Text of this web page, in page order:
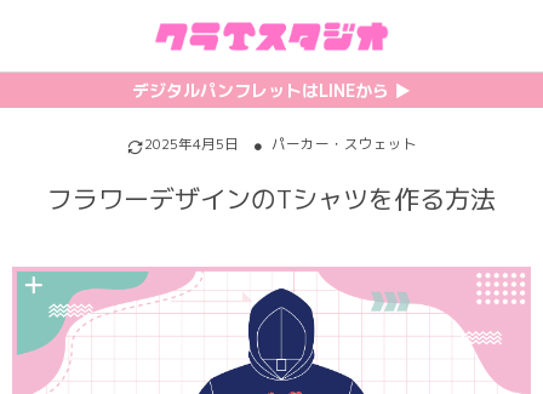
デジタルパンフレットはLINEから ▶︎︎
2025年4月5日 パーカー・スウェット
フラワーデザインのTシャツを作る方法
初めての方へ
クラスTシャツの注文方法
料金について
お支払い方法について
キャンセル・変更について
カテゴリ一覧
サッカーユニフォーム
ホッケーユニフォーム
バスケユニフォーム
ゲーム
特集記事
【最新】流行りの背ネーム特集
【インスタ映え】おすすめクラT集
韓国パロディ人気デザイン特集
おしゃれデザインクラスTシャツ
プリント
背番号・背ネーム加工
フォントを選ぶ
シルクスクリーンについて
昇華プリントについて